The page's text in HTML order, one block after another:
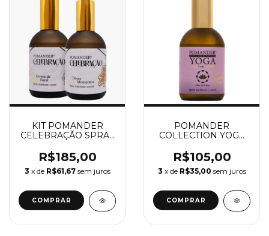
KIT POMANDER
CELEBRAÇÃO SPRAY
R$185,00
3 x de R$61,67 sem juros
POMANDER
COLLECTION YOGA
R$105,00
3 x de R$35,00 sem juros